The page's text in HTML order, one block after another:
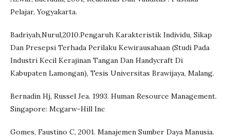
Pelajar, Yogyakarta.
Badriyah,Nurul,2010.Pengaruh Karakteristik Individu, Sikap
Dan Presepsi Terhada Perilaku Kewirausahaan (Studi Pada
Industri Kecil Kerajinan Tangan Dan Handycraft Di
Kabupaten Lamongan), Tesis Universitas Brawijaya, Malang.
Bernadin Hj, Russel Jea. 1993. Human Resource Management.
Singapore: Mcgarw-Hill Inc
Gomes, Faustino C, 2001. Manajemen Sumber Daya Manusia.